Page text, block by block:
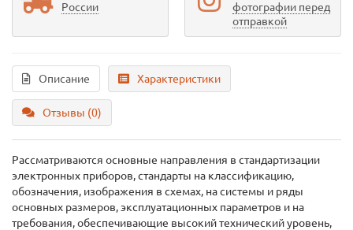
России
фотографии перед
отправкой
Описание Характеристики
Отзывы (0)
Рассматриваются основные направления в стандартизации
электронных приборов, стандарты на классификацию,
обозначения, изображения в схемах, на системы и ряды
основных размеров, эксплуатационных параметров и на
требования, обеспечивающие высокий технический уровень,